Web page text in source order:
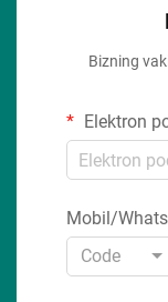
Bizning
Elektron
Mobil/
Code